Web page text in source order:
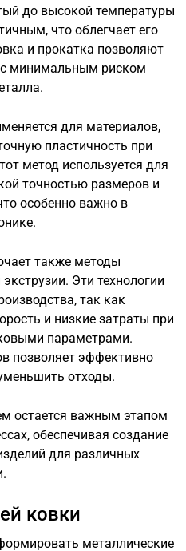
до высокой температуры
что облегчает его
и прокатка позволяют
минимальным риском
для материалов,
пластичность при
метод используется для
точностью размеров и
особенно важно в
также методы
Эти технологии
так как
и низкие затраты при
параметрами.
позволяет эффективно
отходы.
остается важным этапом
обеспечивая создание
для различных
ковки
металлические